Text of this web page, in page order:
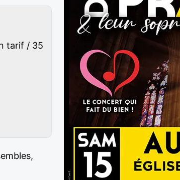
tarif / 35